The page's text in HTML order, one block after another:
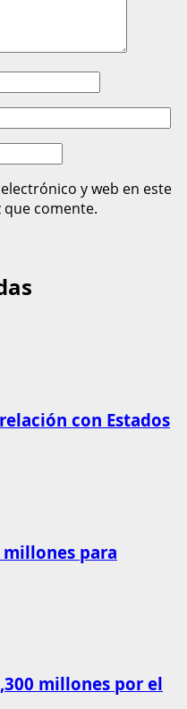
y web en este
comente.
con Estados
millones para
millones por el